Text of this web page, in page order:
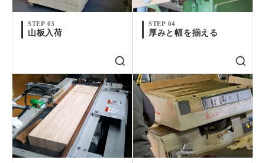
STEP 03
山板入荷
STEP 04
厚みと幅を揃える